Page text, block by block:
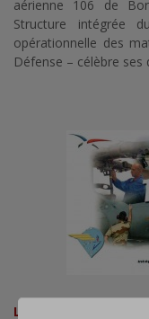
aérienne 106 de
Structure intégrée
opérationnelle des
Défense – célèbre ses
Lire sur cette